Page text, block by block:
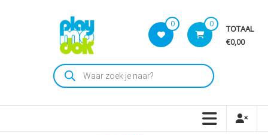
Playmodok
Tweedehands
0 0 TOTAAL
€0,00
Producten
zoeken